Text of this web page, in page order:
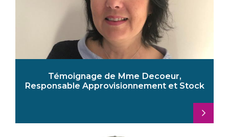
Témoignage de Mme Decoeur,
Responsable Approvisionnement et Stock